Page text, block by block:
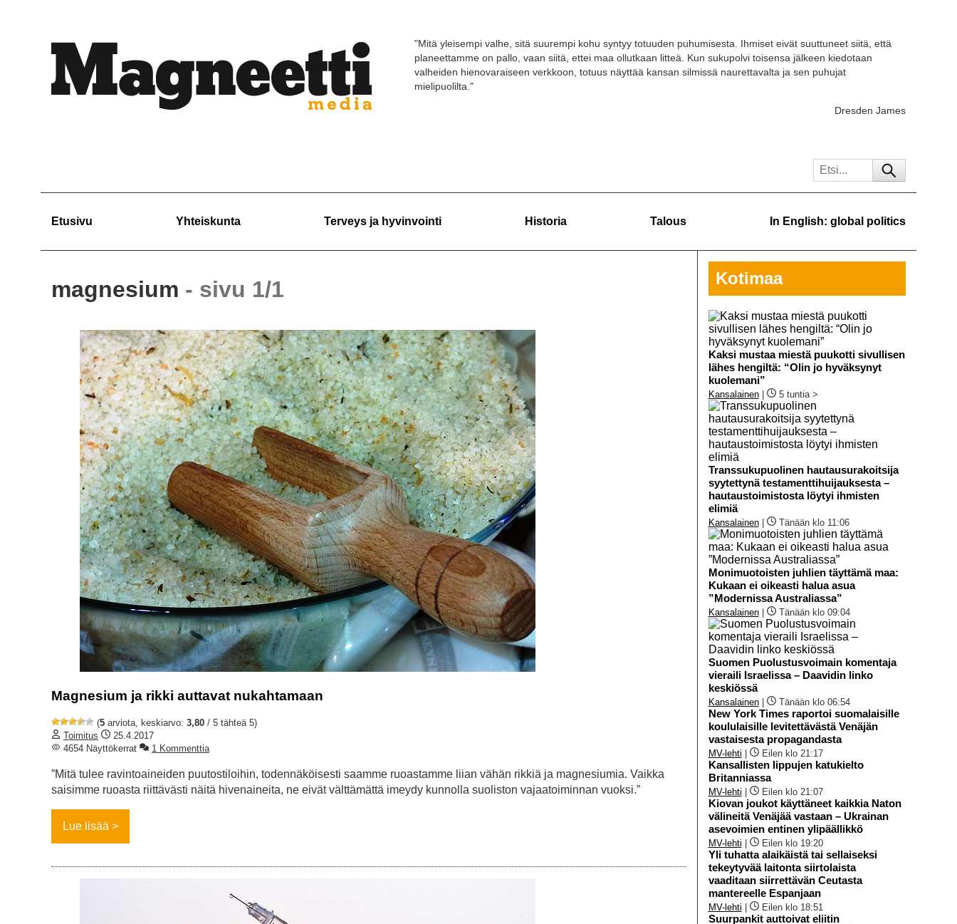
"Mitä yleisempi valhe, sitä suurempi kohu syntyy totuuden puhumisesta. Ihmiset eivät suuttuneet siitä, että
planeettamme on pallo, vaan siitä, ettei maa ollutkaan litteä. Kun sukupolvi toisensa jälkeen kiedotaan
valheiden hienovaraiseen verkkoon, totuus näyttää kansan silmissä naurettavalta ja sen puhujat
mielipuolilta."
Dresden James
Etusivu Yhteiskunta Terveys ja hyvinvointi Historia Talous In English: global politics
magnesium - sivu 1/1
Magnesium ja rikki auttavat nukahtamaan
(5 arviota, keskiarvo: 3,80 / 5 tähteä 5)
Toimitus
25.4.2017
4654 Näyttökerrat
1 Kommenttia
”Mitä tulee ravintoaineiden puutostiloihin, todennäköisesti saamme ruoastamme liian vähän rikkiä ja magnesiumia. Vaikka
saisimme ruoasta riittävästi näitä hivenaineita, ne eivät välttämättä imeydy kunnolla suoliston vajaatoiminnan vuoksi.”
Lue lisää
Kotimaa
Kaksi mustaa miestä puukotti sivullisen
lähes hengiltä: “Olin jo hyväksynyt
kuolemani”
Kansalainen| 5 tuntia >
Transsukupuolinen hautausurakoitsija
syytettynä testamenttihuijauksesta –
hautaustoimistosta löytyi ihmisten
elimiä
Kansalainen| Tänään klo 11:06
Monimuotoisten juhlien täyttämä maa:
Kukaan ei oikeasti halua asua
”Modernissa Australiassa”
Kansalainen| Tänään klo 09:04
Suomen Puolustusvoimain komentaja
vieraili Israelissa – Daavidin linko
keskiössä
Kansalainen| Tänään klo 06:54
New York Times raportoi suomalaisille
koululaisille levitettävästä Venäjän
vastaisesta propagandasta
MV-lehti Eilen klo 21:17
Kansallisten lippujen katukielto
Britanniassa
MV-lehti Eilen klo 21:07
Kiovan joukot käyttäneet kaikkia Naton
välineitä Venäjää vastaan – Ukrainan
asevoimien entinen ylipäällikkö
MV-lehti Eilen klo 19:20
Yli tuhatta alaikäistä tai sellaiseksi
tekeytyvää laitonta siirtolaista
vaaditaan siirrettävän Ceutasta
mantereelle Espanjaan
MV-lehti Eilen klo 18:51
Suurpankit auttoivat eliitin